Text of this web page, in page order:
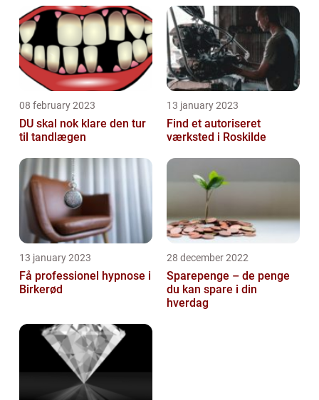
08 february 2023
DU skal nok klare den tur
til tandlægen
13 january 2023
Find et autoriseret
værksted i Roskilde
13 january 2023
Få professionel hypnose i
Birkerød
28 december 2022
Sparepenge – de penge
du kan spare i din
hverdag